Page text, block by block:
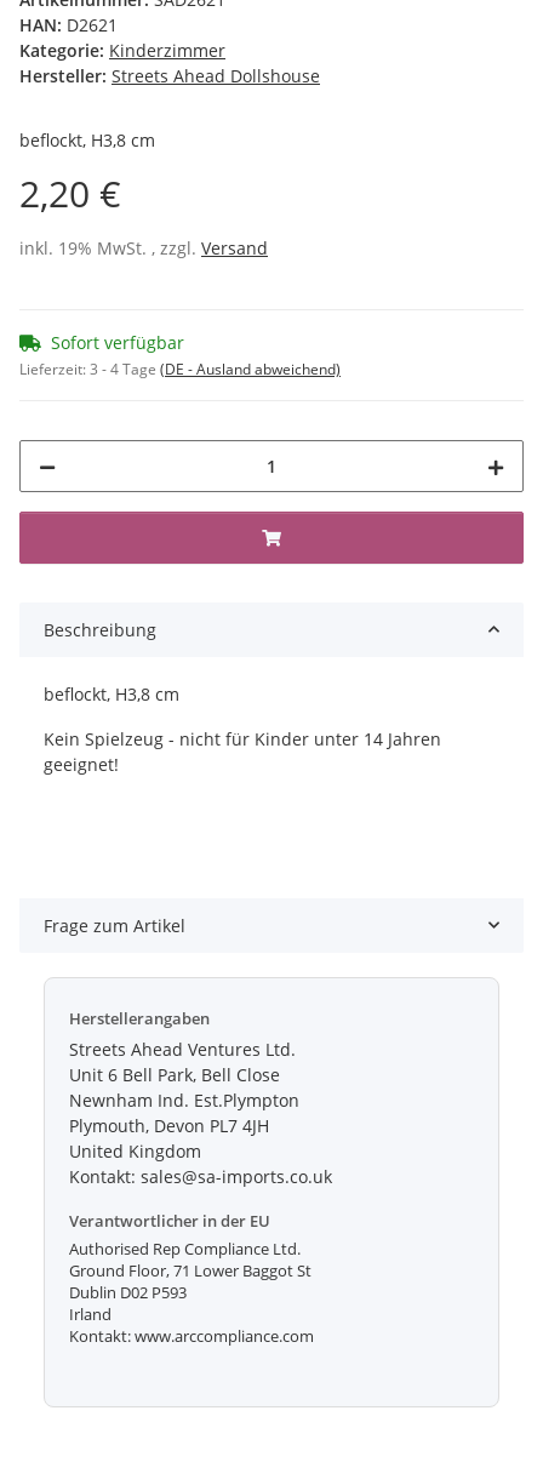
HAN: D2621
Kategorie: Kinderzimmer
Hersteller: Streets Ahead Dollshouse
beflockt, H3,8 cm
2,20 €
inkl. 19% MwSt. , zzgl. Versand
Sofort verfügbar
Lieferzeit:3 - 4 Tage (DE - Ausland abweichend)
Beschreibung
beflockt, H3,8 cm
Kein Spielzeug - nicht für Kinder unter 14 Jahren
geeignet!
Frage zum Artikel
Herstellerangaben
Streets Ahead Ventures Ltd.
Unit 6 Bell Park, Bell Close
Newnham Ind. Est.Plympton
Plymouth, Devon PL7 4JH
United Kingdom
Kontakt: sales@sa-imports.co.uk
Verantwortlicher in der EU
Authorised Rep Compliance Ltd.
Ground Floor, 71 Lower Baggot St
Dublin D02 P593
Irland
Kontakt: www.arccompliance.com